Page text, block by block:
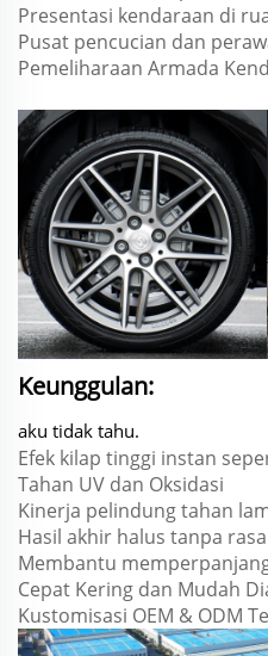
Presentasi kendaraan di
Pusat pencucian dan
Pemeliharaan Armada
Keunggulan:
aku tidak tahu.
Efek kilap tinggi instan
Tahan UV dan Oksidasi
Kinerja pelindung tahan
Hasil akhir halus tanpa
Membantu
Cepat Kering dan Mudah
Kustomisasi OEM & ODM